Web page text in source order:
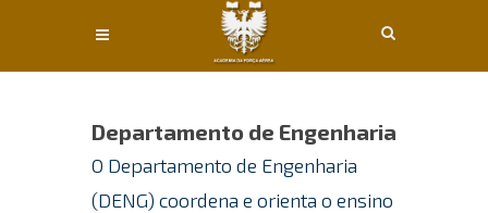
Departamento de Engenharia
O Departamento de Engenharia
(DENG) coordena e orienta o ensino